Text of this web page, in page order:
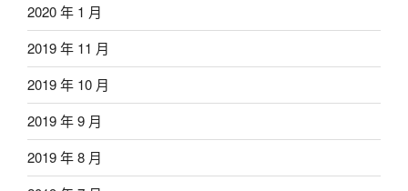
2020 年 1 月
2019 年 11 月
2019 年 10 月
2019 年 9 月
2019 年 8 月